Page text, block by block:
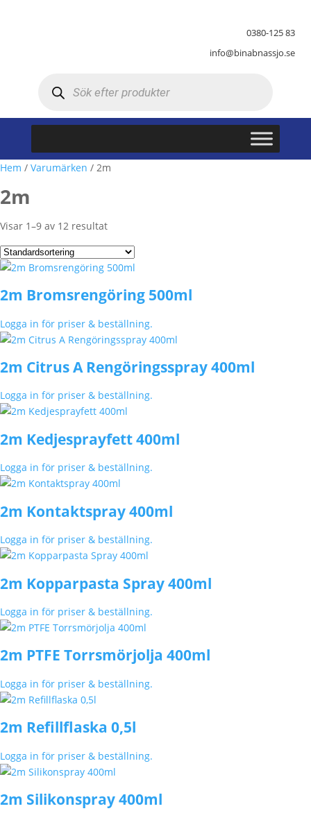
0380-125 83
info@binabnassjo.se
Hem / Varumärken / 2m
2m
Visar 1–9 av 12 resultat
2m Bromsrengöring 500ml
Logga in för priser & beställning.
2m Citrus A Rengöringsspray 400ml
Logga in för priser & beställning.
2m Kedjesprayfett 400ml
Logga in för priser & beställning.
2m Kontaktspray 400ml
Logga in för priser & beställning.
2m Kopparpasta Spray 400ml
Logga in för priser & beställning.
2m PTFE Torrsmörjolja 400ml
Logga in för priser & beställning.
2m Refillflaska 0,5l
Logga in för priser & beställning.
2m Silikonspray 400ml